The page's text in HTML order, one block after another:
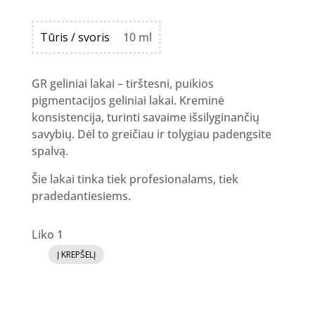
Tūris / svoris 10 ml
GR geliniai lakai – tirštesni, puikios
pigmentacijos geliniai lakai. Kreminė
konsistencija, turinti savaime išsilyginančių
savybių. Dėl to greičiau ir tolygiau padengsite
spalvą.
Šie lakai tinka tiek profesionalams, tiek
pradedantiesiems.
Liko 1
produkto
Į KREPŠELĮ